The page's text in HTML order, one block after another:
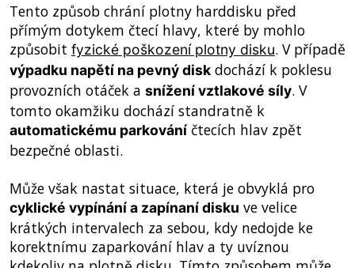
Tento způsob chrání plotny harddisku před
přímým dotykem čtecí hlavy, které by mohlo
způsobit fyzické poškození plotny disku. V případě
výpadku napětí na pevný diskdochází k poklesu
provozních otáček a snížení vztlakové síly. V
tomto okamžiku dochází standratně k
automatickému parkováníčtecích hlav zpět
bezpečné oblasti.
Může však nastat situace, která je obvyklá pro
cyklické vypínání a zapínaní disku ve velice
krátkých intervalech za sebou, kdy nedojde ke
korektnímu zaparkování hlav a ty uvíznou